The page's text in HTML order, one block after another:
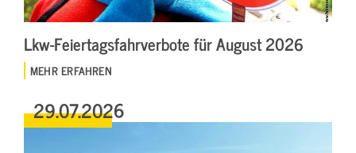
Lkw-Feiertagsfahrverbote für August 2026
MEHR ERFAHREN
29.07.2026